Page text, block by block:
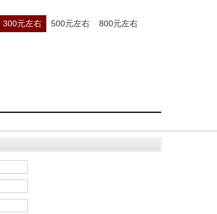
300元左右 500元左右
800元左右